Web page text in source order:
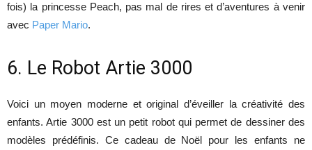
fois) la princesse Peach, pas mal de rires et d’aventures à venir
avec Paper Mario.
6. Le Robot Artie 3000
Voici un moyen moderne et original d’éveiller la créativité des
enfants. Artie 3000 est un petit robot qui permet de dessiner des
modèles prédéfinis. Ce cadeau de Noël pour les enfants ne